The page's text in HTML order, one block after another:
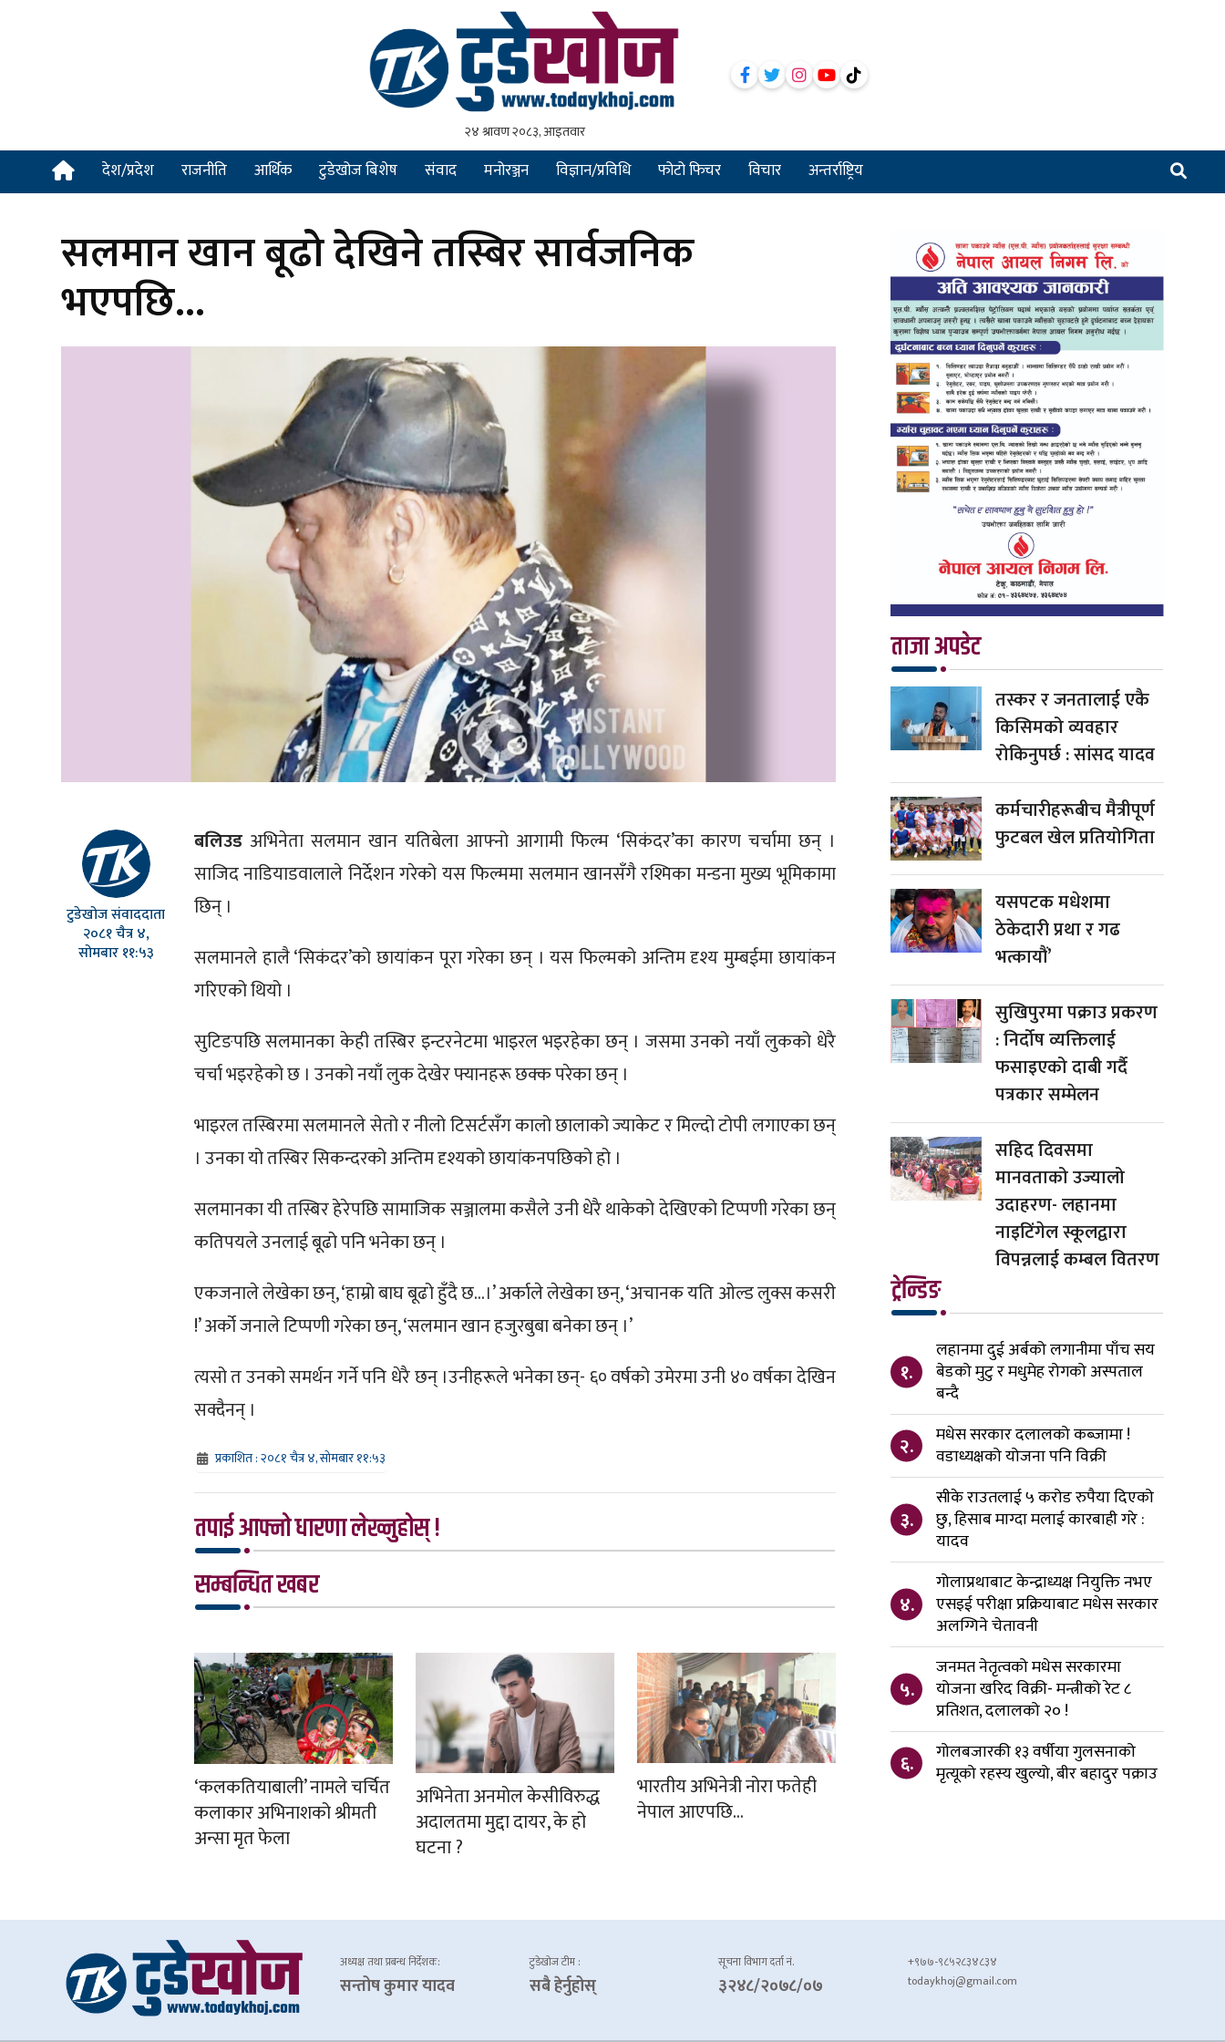
देश/प्रदेश राजनीति आर्थिक टुडेखोज बिशेष संवाद मनोरञ्जन विज्ञान/प्रविधि फोटो फिचर विचार अन्तर्राष्ट्रिय
सलमान खान बूढो देखिने तस्बिर सार्वजनिक
भएपछि…
टुडेखोज संवाददाता
२०८१ चैत्र ४,
सोमबार ११:५३
बलिउडअभिनेता सलमान खान यतिबेला आफ्नो आगामी फिल्म ‘सिकंदर’का कारण चर्चामा छन् ।
साजिद नाडियाडवालाले निर्देशन गरेको यस फिल्ममा सलमान खानसँगै रश्मिका मन्डना मुख्य भूमिकामा
छिन् ।
सलमानले हालै ‘सिकंदर’को छायांकन पूरा गरेका छन् । यस फिल्मको अन्तिम दृश्य मुम्बईमा छायांकन
गरिएको थियो ।
सुटिङपछि सलमानका केही तस्बिर इन्टरनेटमा भाइरल भइरहेका छन् । जसमा उनको नयाँ लुकको धेरै
चर्चा भइरहेको छ । उनको नयाँ लुक देखेर फ्यानहरू छक्क परेका छन् ।
भाइरल तस्बिरमा सलमानले सेतो र नीलो टिसर्टसँग कालो छालाको ज्याकेट र मिल्दो टोपी लगाएका छन्
। उनका यो तस्बिर सिकन्दरको अन्तिम दृश्यको छायांकनपछिको हो ।
सलमानका यी तस्बिर हेरेपछि सामाजिक सञ्जालमा कसैले उनी धेरै थाकेको देखिएको टिप्पणी गरेका छन्
कतिपयले उनलाई बूढो पनि भनेका छन् ।
एकजनाले लेखेका छन्, ‘हाम्रो बाघ बूढो हुँदै छ…।’ अर्काले लेखेका छन्, ‘अचानक यति ओल्ड लुक्स कसरी
!’ अर्को जनाले टिप्पणी गरेका छन्, ‘सलमान खान हजुरबुबा बनेका छन् ।’
त्यसो त उनको समर्थन गर्ने पनि धेरै छन् ।उनीहरूले भनेका छन्- ६० वर्षको उमेरमा उनी ४० वर्षका देखिन
सक्दैनन् ।
प्रकाशित : २०८१ चैत्र ४, सोमबार ११:५३
तपाई आफ्नो धारणा लेख्नुहोस् !
सम्बन्धित खबर
‘कलकतियाबाली’ नामले चर्चित
कलाकार अभिनाशको श्रीमती
अन्सा मृत फेला
अभिनेता अनमोल केसीविरुद्ध
अदालतमा मुद्दा दायर, के हो
घटना ?
भारतीय अभिनेत्री नोरा फतेही
नेपाल आएपछि…
ताजा अपडेट
तस्कर र जनतालाई एकै
किसिमको व्यवहार
रोकिनुपर्छ : सांसद यादव
कर्मचारीहरूबीच मैत्रीपूर्ण
फुटबल खेल प्रतियोगिता
यसपटक मधेशमा
ठेकेदारी प्रथा र गढ
भत्कायौं’
सुखिपुरमा पक्राउ प्रकरण
: निर्दोष व्यक्तिलाई
फसाइएको दाबी गर्दै
पत्रकार सम्मेलन
सहिद दिवसमा
मानवताको उज्यालो
उदाहरण- लहानमा
नाइटिंगेल स्कूलद्वारा
विपन्नलाई कम्बल वितरण
ट्रेन्डिङ
१.
लहानमा दुई अर्बको लगानीमा पाँच सय
बेडको मुटु र मधुमेह रोगको अस्पताल
बन्दै
२.
मधेस सरकार दलालको कब्जामा !
वडाध्यक्षको योजना पनि विक्री
३.
सीके राउतलाई ५ करोड रुपैया दिएको
छु, हिसाब माग्दा मलाई कारबाही गरे :
यादव
४.
गोलाप्रथाबाट केन्द्राध्यक्ष नियुक्ति नभए
एसइई परीक्षा प्रक्रियाबाट मधेस सरकार
अलग्गिने चेतावनी
५.
जनमत नेतृत्वको मधेस सरकारमा
योजना खरिद विक्री- मन्त्रीको रेट ८
प्रतिशत, दलालको २० !
६.
गोलबजारकी १३ वर्षीया गुलसनाको
मृत्यूको रहस्य खुल्यो, बीर बहादुर पक्राउ
अध्यक्ष तथा प्रबन्ध निर्देशक:
सन्तोष कुमार यादव
टुडेखोज टीम :
सबै हेर्नुहोस्
सूचना विभाग दर्ता नं.
३२४८/२०७८/०७
+९७७-९८५२८३४८३४
todaykhoj@gmail.com